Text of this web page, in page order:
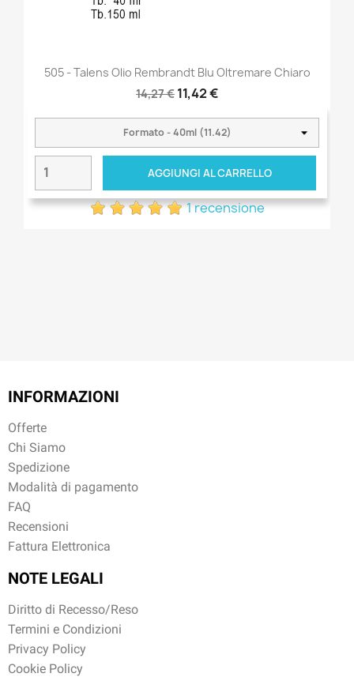
505 - Talens Olio Rembrandt Blu Oltremare Chiaro
14,27 € 11,42 €
AGGIUNGI AL CARRELLO
1 recensione
INFORMAZIONI
Offerte
Chi Siamo
Spedizione
Modalità di pagamento
FAQ
Recensioni
Fattura Elettronica
NOTE LEGALI
Diritto di Recesso/Reso
Termini e Condizioni
Privacy Policy
Cookie Policy